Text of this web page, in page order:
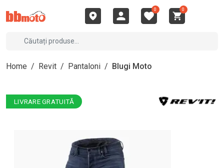
0 0
Home / Revit / Pantaloni / Blugi Moto
LIVRARE GRATUITĂ